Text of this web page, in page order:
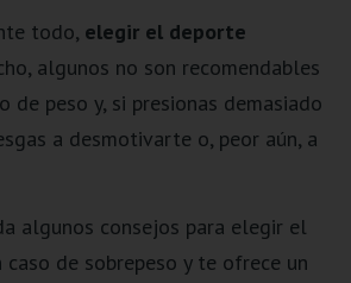
todo, elegir el deporte
algunos no son recomendables
de peso y, si presionas demasiado
a desmotivarte o, peor aún, a
algunos consejos para elegir el
de sobrepeso y te ofrece un